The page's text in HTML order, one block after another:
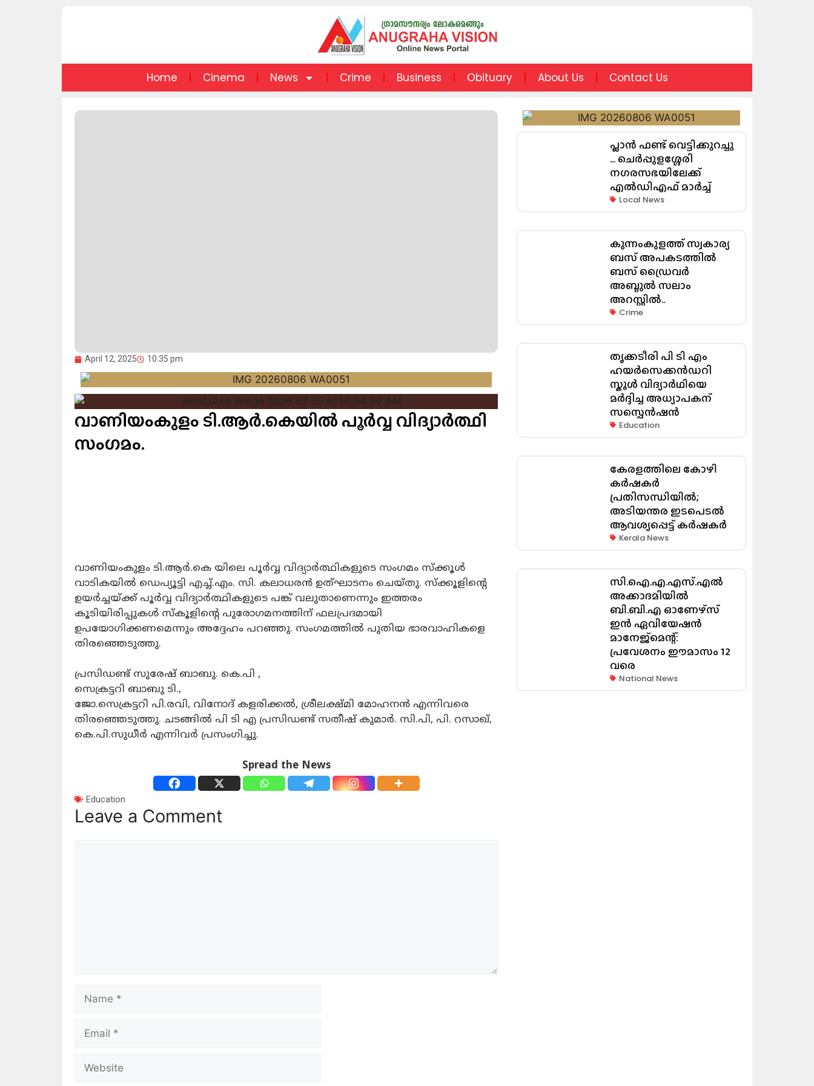
Home Cinema News Crime Business Obituary About Us Contact Us
April 12, 2025 10:35 pm
വാണിയംകുളം ടി.ആർ.കെയിൽ പൂർവ്വ വിദ്യാർത്ഥി
സംഗമം.
വാണിയംകുളം ടി.ആർ.കെ യിലെ പൂർവ്വ വിദ്യാർത്ഥികളുടെ സംഗമം സ്ക്കൂൾ
വാടികയിൽ ഡെപ്യൂട്ടി എച്ച്.എം. സി. കലാധരൻ ഉത്ഘാടനം ചെയ്തു. സ്ക്കൂളിന്റെ
ഉയർച്ചയ്ക്ക് പൂർവ്വ വിദ്യാർത്ഥികളുടെ പങ്ക് വലുതാണെന്നും ഇത്തരം
കൂടിയിരിപ്പുകൾ സ്കൂളിന്റെ പുരോഗമനത്തിന് ഫലപ്രദമായി
ഉപയോഗിക്കണമെന്നും അദ്ദേഹം പറഞ്ഞു. സംഗമത്തിൽ പുതിയ ഭാരവാഹികളെ
തിരഞ്ഞെടുത്തു.
പ്രസിഡണ്ട് സുരേഷ് ബാബു. കെ.പി ,
സെക്രട്ടറി ബാബു ടി.,
ജോ.സെക്രട്ടറി പി.രവി, വിനോദ് കളരിക്കൽ, ശ്രീലക്ഷ്മി മോഹനൻ എന്നിവരെ
തിരഞ്ഞെടുത്തു. ചടങ്ങിൽ പി ടി എ പ്രസിഡണ്ട് സതീഷ് കുമാർ. സി.പി, പി. റസാഖ്,
കെ.പി.സുധീർ എന്നിവർ പ്രസംഗിച്ചു.
Spread the News
Education
Leave a Comment
പ്ലാൻ ഫണ്ട് വെട്ടിക്കുറച്ചു
… ചെർപ്പുളശ്ശേരി
നഗരസഭയിലേക്ക്
എൽഡിഎഫ് മാർച്ച്
Local News
കുന്നംകുളത്ത് സ്വകാര്യ
ബസ് അപകടത്തിൽ
ബസ് ഡ്രൈവർ
അബ്ദുൽ സലാം
അറസ്റ്റിൽ..
Crime
തൃക്കടീരി പി ടി എം
ഹയർസെക്കൻഡറി
സ്കൂൾ വിദ്യാർഥിയെ
മർദ്ദിച്ച അധ്യാപകന്
സസ്പെൻഷൻ
Education
കേരളത്തിലെ കോഴി
കർഷകർ
പ്രതിസന്ധിയിൽ;
അടിയന്തര ഇടപെടൽ
ആവശ്യപ്പെട്ട് കർഷകർ
Kerala News
സി.ഐ.എ.എസ്.എൽ
അക്കാദമിയിൽ
ബി.ബി.എ ഓണേഴ്സ്
ഇൻ ഏവിയേഷൻ
മാനേജ്മെന്റ്:
പ്രവേശനം ഈമാസം 12
വരെ
National News